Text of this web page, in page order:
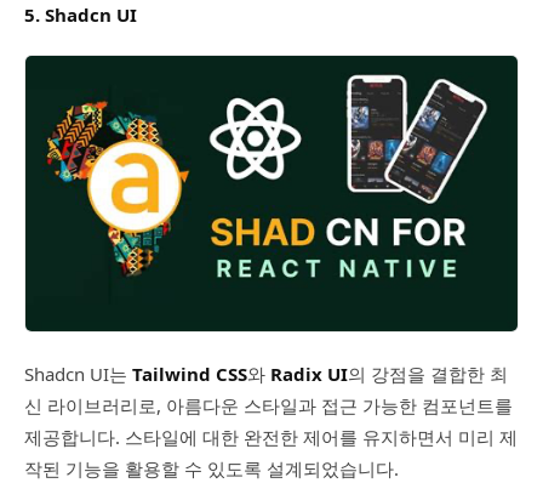
5. Shadcn UI
Shadcn UI는 Tailwind CSS와 Radix UI의 강점을 결합한 최
신 라이브러리로, 아름다운 스타일과 접근 가능한 컴포넌트를
제공합니다. 스타일에 대한 완전한 제어를 유지하면서 미리 제
작된 기능을 활용할 수 있도록 설계되었습니다.